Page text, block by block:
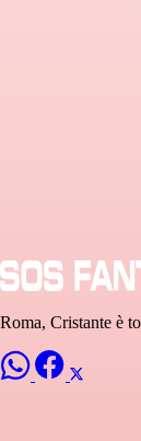
Roma, Cristante è